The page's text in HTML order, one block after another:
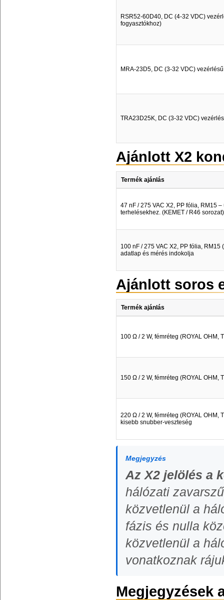
RSR52-60D40, DC (4-32 VDC)
fogyasztókhoz)
MRA-23D5, DC (3-32 VDC)
TRA23D25K, DC (3-32 VDC)
Ajánlott X2
Termék ajánlás
47 nF / 275 VAC X2, PP fólia, RM15
terhelésekhez. (KEMET / R46 sorozat)
100 nF / 275 VAC X2, PP fólia,
adatlap és mérés indokolja
Ajánlott soros
Termék ajánlás
100 Ω / 2 W, fémréteg (ROYAL OHM,
150 Ω / 2 W, fémréteg (ROYAL
220 Ω / 2 W, fémréteg (ROYAL OHM,
kisebb snubber-veszteség
Megjegyzés
Az X2 jelölés a
hálózati
közvetlenül a
fázis és nulla
közvetlenül a
vonatkoznak
Megjegyzések